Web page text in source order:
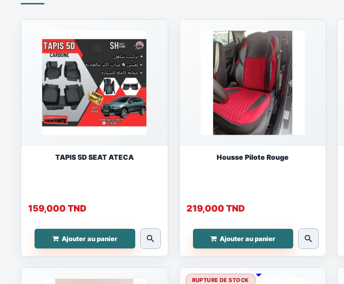
TAPIS 5D SEAT ATECA
159,000 TND
Ajouter au panier search
Housse Pilote Rouge
219,000 TND
Ajouter au panier search
RUPTURE DE STOCK